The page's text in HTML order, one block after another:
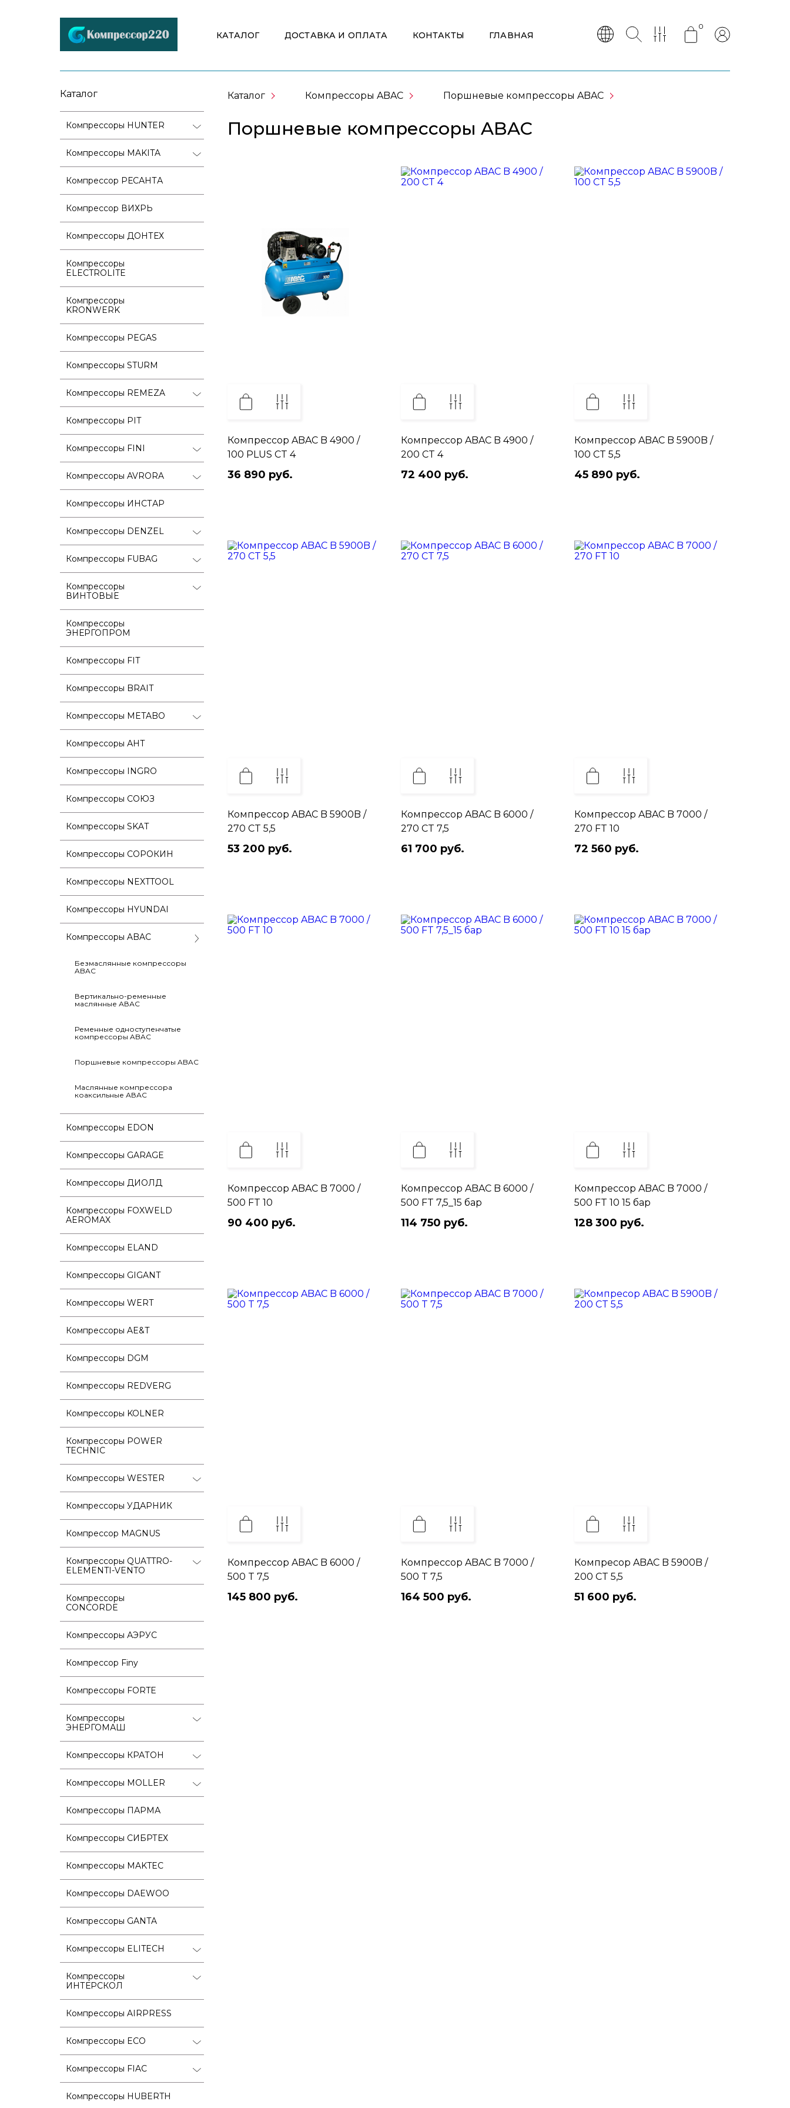
КАТАЛОГ ДОСТАВКА И ОПЛАТА КОНТАКТЫ ГЛАВНАЯ
0
Каталог
Компрессоры HUNTER
Компрессоры MAKITA
Компрессор РЕСАНТА
Компрессор ВИХРЬ
Компрессоры ДОНТЕХ
Компрессоры
ELECTROLITE
Компрессоры
KRONWERK
Компрессоры PEGAS
Компрессоры STURM
Компрессоры REMEZA
Компрессоры PIT
Компрессоры FINI
Компрессоры AVRORA
Компрессоры ИНСТАР
Компрессоры DENZEL
Компрессоры FUBAG
Компрессоры
ВИНТОВЫЕ
Компрессоры
ЭНЕРГОПРОМ
Компрессоры FIT
Компрессоры BRAIT
Компрессоры METABO
Компрессоры АНТ
Компрессоры INGRO
Компрессоры СОЮЗ
Компрессоры SKAT
Компрессоры СОРОКИН
Компрессоры NEXTTOOL
Компрессоры HYUNDAI
Компрессоры ABAC
Безмаслянные компрессоры
ABAC
Вертикально-ременные
маслянные АВАС
Ременные одноступенчатые
компрессоры ABAC
Поршневые компрессоры ABAC
Маслянные компрессора
коаксильные АВАС
Компрессоры EDON
Компрессоры GARAGE
Компрессоры ДИОЛД
Компрессоры FOXWELD
AEROMAX
Компрессоры ELAND
Компрессоры GIGANT
Компрессоры WERT
Компрессоры AE&T
Компрессоры DGM
Компрессоры REDVERG
Компрессоры KOLNER
Компрессоры POWER
TECHNIC
Компрессоры WESTER
Компрессоры УДАРНИК
Компрессор MAGNUS
Компрессоры QUATTRO-
ELEMENTI-VENTO
Компрессоры
CONCORDE
Компрессоры АЭРУС
Компрессор Finy
Компрессоры FORTE
Компрессоры
ЭНЕРГОМАШ
Компрессоры КРАТОН
Компрессоры MOLLER
Компрессоры ПАРМА
Компрессоры СИБРТЕХ
Компрессоры MAKTEC
Компрессоры DAEWOO
Компрессоры GANTA
Компрессоры ELITECH
Компрессоры
ИНТЕРСКОЛ
Компрессоры AIRPRESS
Компрессоры ECO
Компрессоры FIAC
Компрессоры HUBERTH
Каталог Компрессоры ABAC Поршневые компрессоры ABAC
Поршневые компрессоры ABAC
Компрессор ABAC B 4900 /
100 PLUS CT 4
36 890 руб.
Компрессор ABAC B 4900 /
200 CT 4
72 400 руб.
Компрессор ABAC B 5900B /
100 CT 5,5
45 890 руб.
Компрессор ABAC B 5900B /
270 CT 5,5
53 200 руб.
Компрессор ABAC B 6000 /
270 CT 7,5
61 700 руб.
Компрессор ABAC B 7000 /
270 FT 10
72 560 руб.
Компрессор ABAC B 7000 /
500 FT 10
90 400 руб.
Компрессор ABAC B 6000 /
500 FT 7,5_15 бар
114 750 руб.
Компрессор ABAC B 7000 /
500 FT 10 15 бар
128 300 руб.
Компрессор ABAC B 6000 /
500 T 7,5
145 800 руб.
Компрессор ABAC B 7000 /
500 T 7,5
164 500 руб.
Компресор ABAC B 5900B /
200 CT 5,5
51 600 руб.